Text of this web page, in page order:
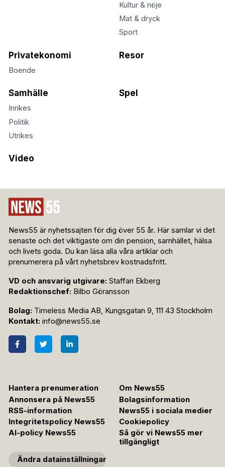
Kultur & nöje
Mat & dryck
Sport
Privatekonomi
Boende
Resor
Samhälle
Inrikes
Politik
Utrikes
Spel
Video
News55 är nyhetssajten för dig över 55 år. Här samlar vi det
senaste och det viktigaste om din pension, samhället, hälsa
och livets goda. Du kan läsa alla våra artiklar och
prenumerera på vårt nyhetsbrev kostnadsfritt.
VD och ansvarig utgivare: Staffan Ekberg
Redaktionschef: Bilbo Göransson
Bolag: Timeless Media AB, Kungsgatan 9, 111 43 Stockholm
Kontakt: info@news55.se
Hantera prenumeration
Om News55
Annonsera på News55
Bolagsinformation
RSS-information
News55 i sociala medier
Integritetspolicy News55
Cookiepolicy
AI-policy News55
Så gör vi News55 mer
tillgängligt
Ändra datainställningar